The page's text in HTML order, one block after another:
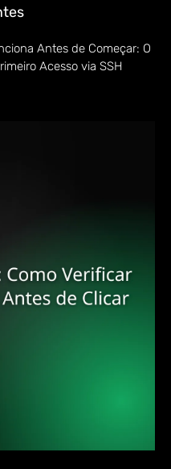
Antes de Começar: O
Acesso via SSH